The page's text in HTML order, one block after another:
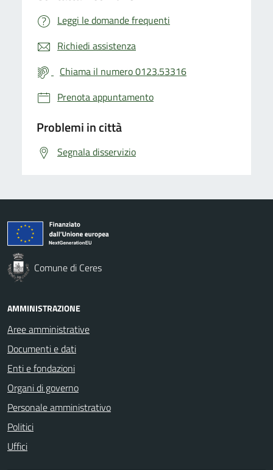
Leggi le domande frequenti
Richiedi assistenza
Chiama il numero 0123.53316
Prenota appuntamento
Problemi in città
Segnala disservizio
Comune di Ceres
AMMINISTRAZIONE
Aree amministrative
Documenti e dati
Enti e fondazioni
Organi di governo
Personale amministrativo
Politici
Uffici